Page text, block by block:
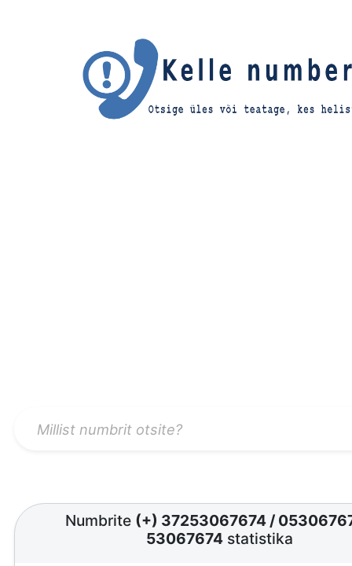
Numbrite (+) 37253067674 /
53067674 statistika